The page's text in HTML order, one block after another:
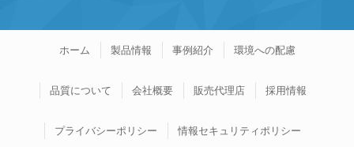
ホーム 製品情報 事例紹介 環境への配慮
品質について 会社概要 販売代理店 採用情報
プライバシーポリシー 情報セキュリティポリシー